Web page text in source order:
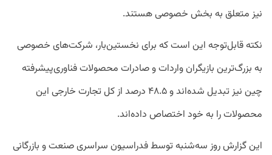
نیز متعلق به بخش خصوصی هستند.
نکته قابل‌توجه این است که برای نخستین‌بار، شرکت‌های خصوصی
به بزرگ‌ترین بازیگران واردات و صادرات محصولات فناوری‌پیشرفته
چین نیز تبدیل شده‌اند و ۴۸.۵ درصد از کل تجارت خارجی این
محصولات را به خود اختصاص داده‌اند.
این گزارش روز سه‌شنبه توسط فدراسیون سراسری صنعت و بازرگانی